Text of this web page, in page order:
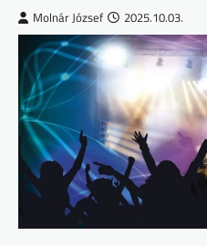
Molnár József 2025.10.03.